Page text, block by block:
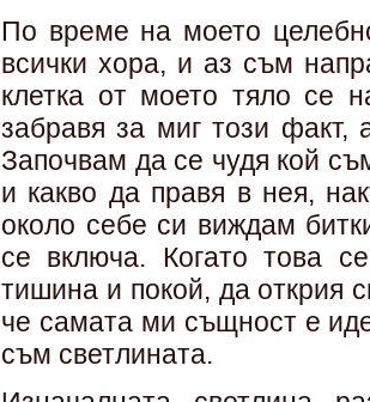
По време на моето
всички хора, и аз съм
клетка от моето тяло се
забравя за миг този факт,
Започвам да се чудя кой
и какво да правя в нея,
около себе си виждам
се включа. Когато това
тишина и покой, да открия
че самата ми същност е
съм светлината.